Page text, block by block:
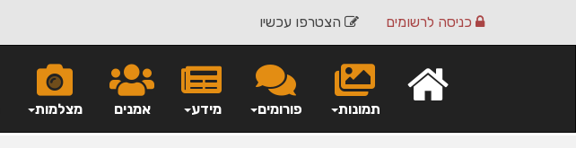
הצטרפו עכשיו כניסה לרשומים
מצלמות אמנים מידע פורומים תמונות